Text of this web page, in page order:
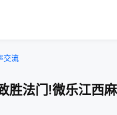
交流
胜法门!微乐江西